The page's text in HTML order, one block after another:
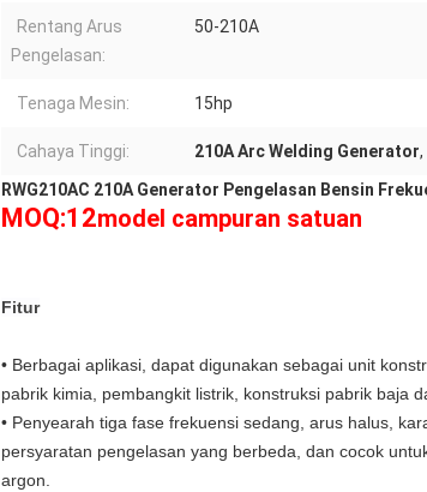
Rentang Arus
Pengelasan:
50-210A
Tenaga Mesin: 15hp
Cahaya Tinggi: 210A Arc Welding Generator,
RWG210AC 210A Generator Pengelasan Bensin
MOQ:12model campuran satuan
Fitur
• Berbagai aplikasi, dapat digunakan sebagai unit
pabrik kimia, pembangkit listrik, konstruksi pabrik baja
• Penyearah tiga fase frekuensi sedang, arus halus,
persyaratan pengelasan yang berbeda, dan cocok
argon.